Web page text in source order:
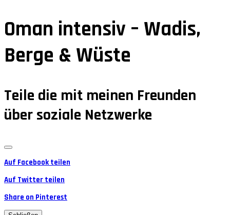
Oman intensiv – Wadis,
Berge & Wüste
Teile die mit meinen Freunden
über soziale Netzwerke
Auf Facebook teilen
Auf Twitter teilen
Share on Pinterest